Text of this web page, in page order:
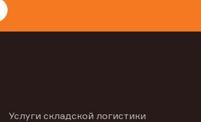
Услуги складской логистики